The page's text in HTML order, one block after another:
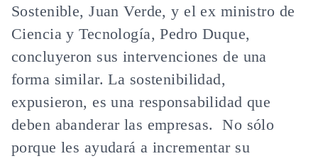
Sostenible, Juan Verde, y el ex ministro de
Ciencia y Tecnología, Pedro Duque,
concluyeron sus intervenciones de una
forma similar.La sostenibilidad,
expusieron, es una responsabilidad que
deben abanderar las empresas.
No sólo
porque les ayudará a incrementar su